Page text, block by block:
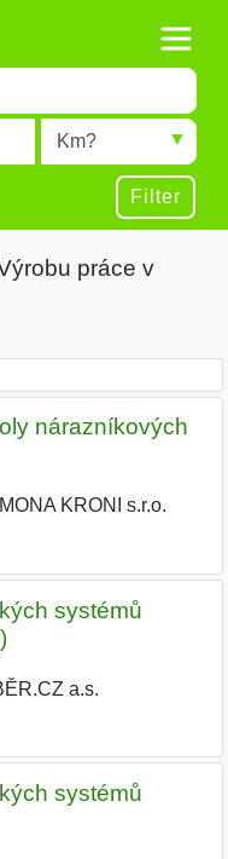
Radius
Filter
práce v
nárazníkových
KRONI s.r.o.
systémů
a.s.
systémů